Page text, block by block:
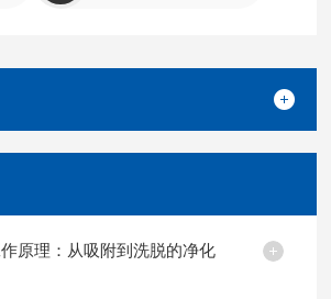
原理：从吸附到洗脱的净化